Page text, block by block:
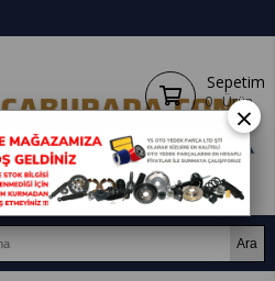
Sepetim
0 Ürün
×